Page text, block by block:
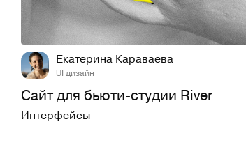
38
Екатерина Караваева
UI дизайн
Сайт для бьюти-студии River
Интерфейсы